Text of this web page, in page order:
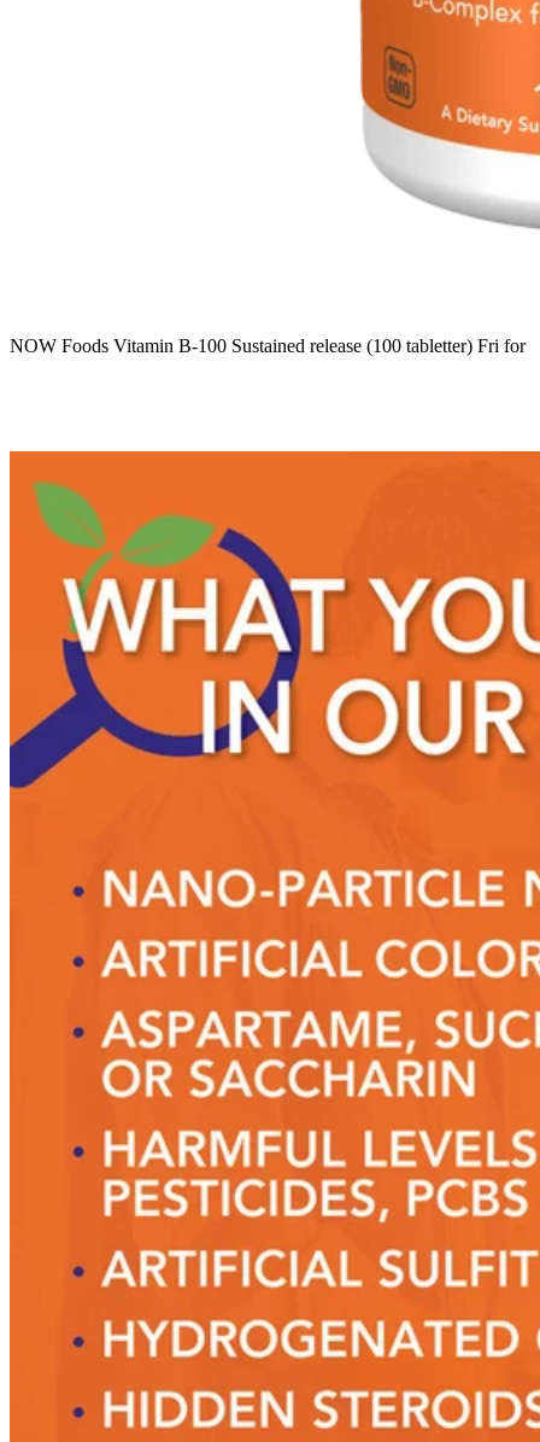
NOW Foods Vitamin B-100 Sustained release (100 tabletter) Fri for